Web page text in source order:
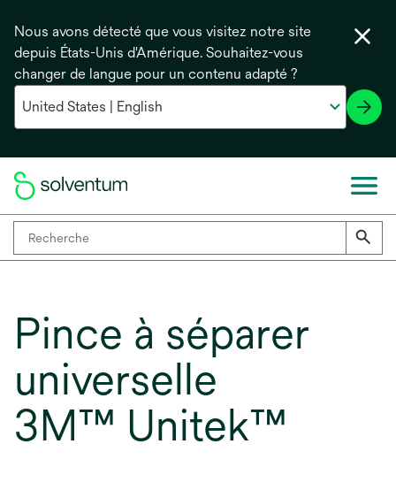
Nous avons détecté que vous visitez notre site
depuis États-Unis d'Amérique. Souhaitez-vous
changer de langue pour un contenu adapté ?
Pince à séparer
universelle
3M™ Unitek™